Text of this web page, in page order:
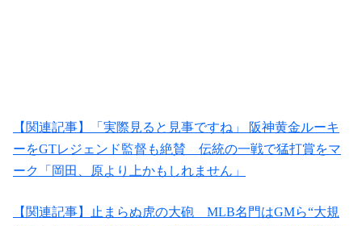
【関連記事】「実際見ると見事ですね」 阪神黄金ルーキ
ーをGTレジェンド監督も絶賛 伝統の一戦で猛打賞をマ
ーク「岡田、原より上かもしれません」
【関連記事】止まらぬ虎の大砲 MLB名門はGMら“大規